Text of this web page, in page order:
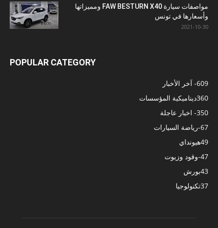
مواصفات سيارة FAW BESTURN X40 ومميزاتها
وأسعارها في تونس
2021-10-30
POPULAR CATEGORY
- آخر الأخبار609
ديناميكية المؤسسات360
- اخبار عاجلة350
-رياضة السيارات67
هيونداي49
-وقود وزيوت47
بورش43
تكنولوجيا37